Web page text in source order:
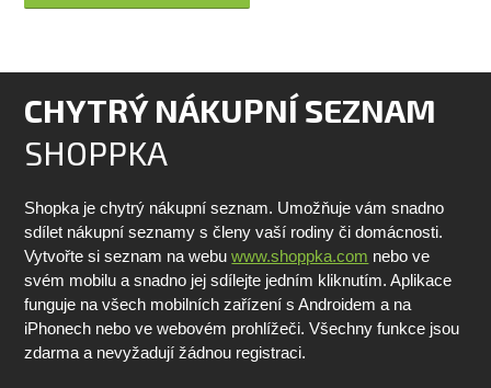
CHYTRÝ NÁKUPNÍ SEZNAM
SHOPPKA
Shopka je chytrý nákupní seznam. Umožňuje vám snadno
sdílet nákupní seznamy s členy vaší rodiny či domácnosti.
Vytvořte si seznam na webuwww.shoppka.com nebo ve
svém mobilu a snadno jej sdílejte jedním kliknutím. Aplikace
funguje na všech mobilních zařízení s Androidem a na
iPhonech nebo ve webovém prohlížeči. Všechny funkce jsou
zdarma a nevyžadují žádnou registraci.